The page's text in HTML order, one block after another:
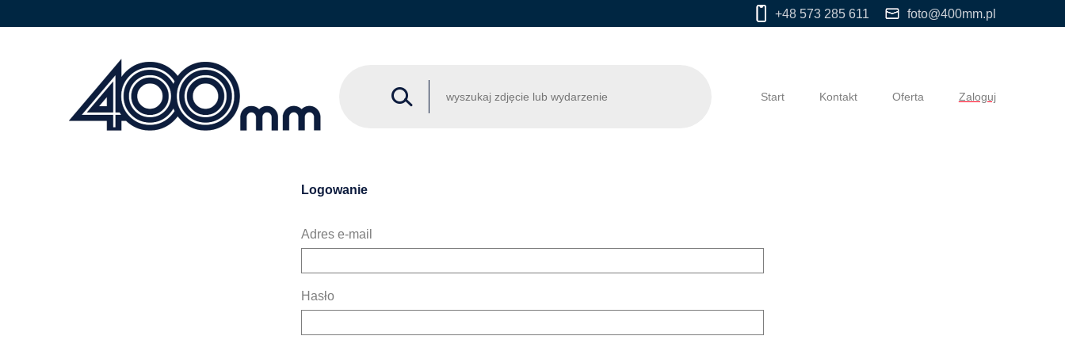
+48 573 285 611 foto@400mm.pl
Start Kontakt Oferta Zaloguj
Logowanie
Adres e-mail
Hasło